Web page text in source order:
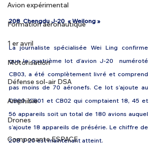
Avion expérimental
Formation aéronautique
1 er avril
Motorisation
Défense sol-air DSA
Amphibie
Drones
Composante ESPACE
208  Chengdu J-20  « Weilong »
La journaliste spécialisée Wei Ling confirme
que le quatrième lot d’avion J-20  numéroté
CB03, a été complètement livré et comprend
pas moins de 70 aéronefs. Ce lot s’ajoute au
CB00, CB01 et CB02 qui comptaient 18, 45 et
56 appareils soit un total de 180 avions auquel
s’ajoute 18 appareils de présérie. Le chiffre de
208 J-20 est maintenant atteint.